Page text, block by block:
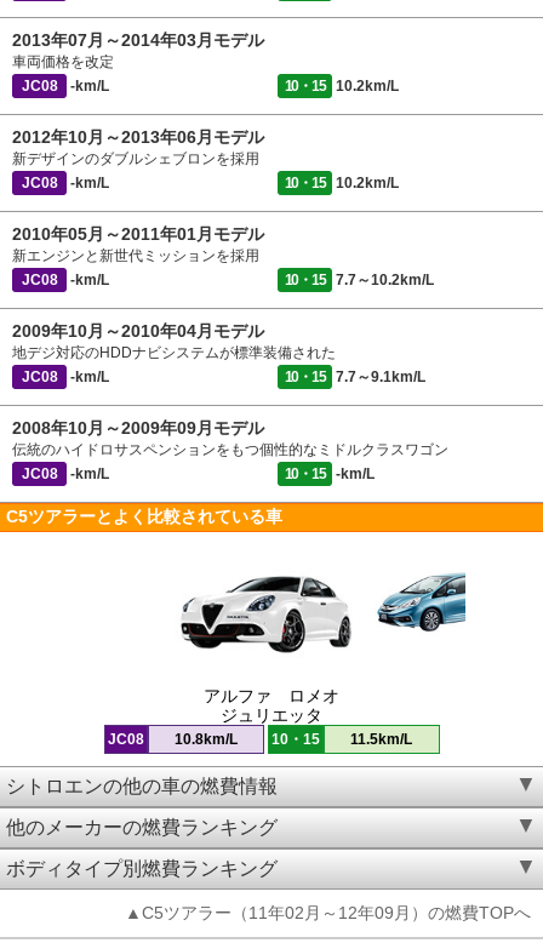
2013年07月～2014年03月モデル
車両価格を改定
JC08
-km/L 10・15 10.2km/L
2012年10月～2013年06月モデル
新デザインのダブルシェブロンを採用
JC08
-km/L 10・15 10.2km/L
2010年05月～2011年01月モデル
新エンジンと新世代ミッションを採用
JC08
-km/L 10・15 7.7～10.2km/L
2009年10月～2010年04月モデル
地デジ対応のHDDナビシステムが標準装備された
JC08
-km/L 10・15 7.7～9.1km/L
2008年10月～2009年09月モデル
伝統のハイドロサスペンションをもつ個性的なミドルクラスワゴン
JC08
-km/L 10・15 -km/L
C5ツアラーとよく比較されている車
アルファ ロメオ
ジュリエッタ
JC08 10.8km/L 10・15 11.5km/L
シトロエンの他の車の燃費情報
他のメーカーの燃費ランキング
ボディタイプ別燃費ランキング
▲C5ツアラー（11年02月～12年09月）の燃費TOPへ